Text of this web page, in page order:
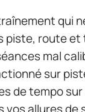
qui
piste, route et
mal
sur
de tempo